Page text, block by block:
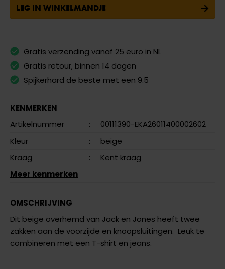
LEG IN WINKELMANDJE
Gratis verzending vanaf 25 euro in NL
Gratis retour, binnen 14 dagen
Spijkerhard de beste met een 9.5
KENMERKEN
Artikelnummer
:
00111390-EKA26011400002602
Kleur
:
beige
Kraag
:
Kent kraag
Meer kenmerken
OMSCHRIJVING
Dit beige overhemd van Jack en Jones heeft twee
zakken aan de voorzijde en knoopsluitingen. Leuk te
combineren met een T-shirt en jeans.